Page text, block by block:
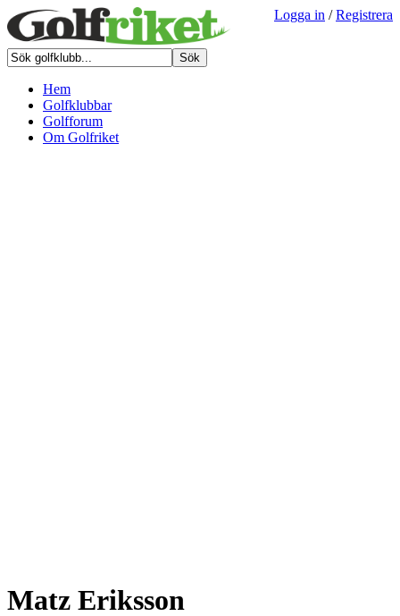
Logga in /Registrera
Hem
Golfklubbar
Golfforum
Om Golfriket
Matz Eriksson